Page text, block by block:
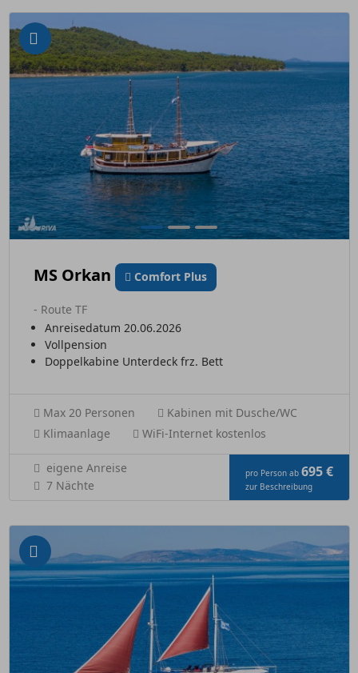
MS Orkan Comfort Plus
- Route TF
Anreisedatum 20.06.2026
Vollpension
Doppelkabine Unterdeck frz. Bett
Max 20 Personen
Kabinen mit Dusche/WC
Klimaanlage
WiFi-Internet kostenlos
eigene Anreise
7 Nächte
pro Person ab 695 €
zur Beschreibung